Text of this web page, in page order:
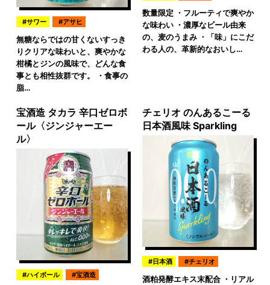
サワー アサヒ
無糖ならではの甘くないすっき
りクリアな味わいと、爽やかな
柑橘とジンの風味で、どんな食
事とも相性抜群です。 ・食事の
脂…
数量限定 ・フルーティで爽やか
な味わい ・濃厚なビール由来
の、麦のうまみ ・「味」にこだ
わる人の、革新的なおいし…
宝酒造 タカラ 辛口ゼロボ
ール〈ジンジャーエー
ル〉
ハイボール 宝酒造
チェリオ のんあるこーる
日本酒風味 Sparkling
日本酒 チェリオ
酒粕発酵エキス末配合 ・リアル